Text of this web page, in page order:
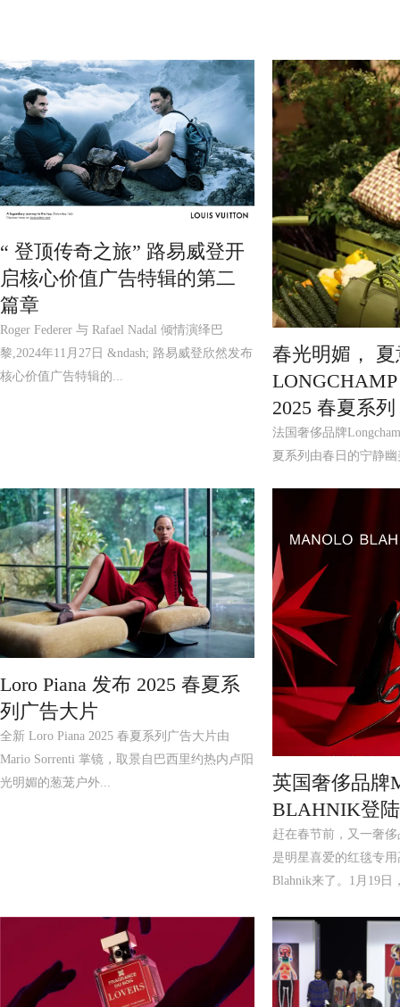
“ 登顶传奇之旅” 路易威登开
启核心价值广告特辑的第二
篇章
Roger Federer 与 Rafael Nadal 倾情演绎巴
黎,2024年11月27日 &ndash; 路易威登欣然发布
核心价值广告特辑的...
春光明媚，
2025 春夏系列
法国奢侈品牌
夏系列由春日的宁静
Loro Piana 发布 2025 春夏系
列广告大片
全新 Loro Piana 2025 春夏系列广告大片由
Mario Sorrenti 掌镜，取景自巴西里约热内卢阳
光明媚的葱茏户外...
英国奢侈品牌
BLAHNIK登
赶在春节前，又一奢
是明星喜爱的红毯专
Blahnik来了。1月19日